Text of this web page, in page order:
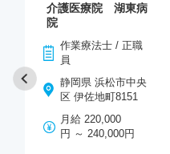
介護医療院 湖東病
院
作業療法士 / 正職
員
静岡県 浜松市中央
区 伊佐地町8151
月給 220,000
円 ～ 240,000円